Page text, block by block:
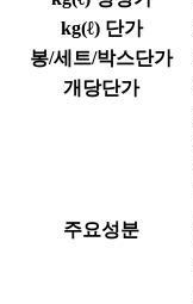
kg(ℓ) 단가
봉/세트/박스단가
개당단가
주요성분